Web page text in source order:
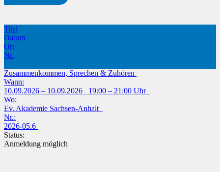
Titel
Datum
Ort
Nr.
Zusammenkommen, Sprechen & Zuhören
Wann:
10.09.2026 – 10.09.2026 19:00 – 21:00 Uhr
Wo:
Ev. Akademie Sachsen-Anhalt
Nr.:
2026-05.6
Status:
Anmeldung möglich